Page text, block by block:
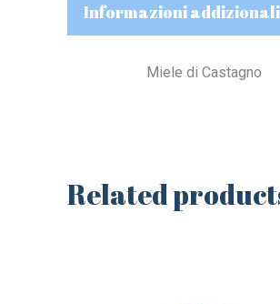
Informazioni addizionali
Miele di Castagno
Related